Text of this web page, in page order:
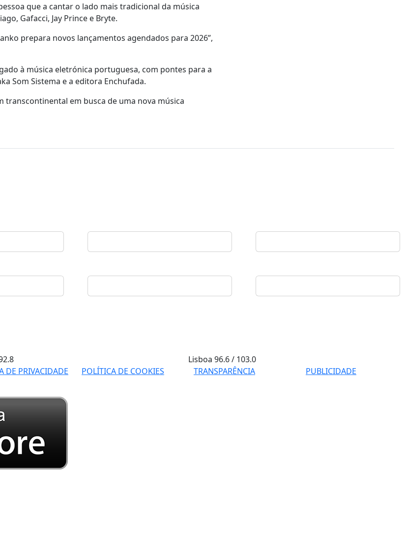
que a cantar o lado mais tradicional da música
Gafacci, Jay Prince e Bryte.
prepara novos lançamentos agendados para 2026”,
à música eletrónica portuguesa, com pontes para a
Som Sistema e a editora Enchufada.
transcontinental em busca de uma nova música
Lisboa96.6 / 103.0
DE PRIVACIDADE POLÍTICA DE COOKIES TRANSPARÊNCIA
PUBLICIDADE